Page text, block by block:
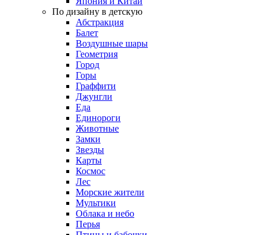
По дизайну в детскую
Абстракция
Балет
Воздушные шары
Геометрия
Город
Горы
Граффити
Джунгли
Еда
Единороги
Животные
Замки
Звезды
Карты
Космос
Лес
Морские жители
Мультики
Облака и небо
Перья